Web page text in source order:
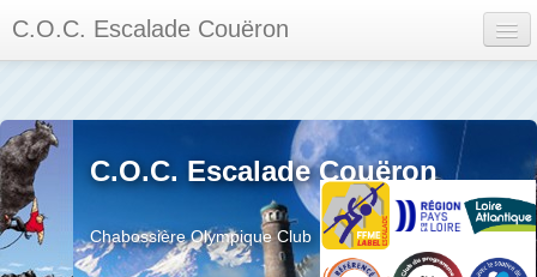
C.O.C. Escalade Couëron
Calendrier des événements et des compétitions
Les membres
Les séances
Privée
C.O.C. Escalade Couëron
Chabossière Olympique Club